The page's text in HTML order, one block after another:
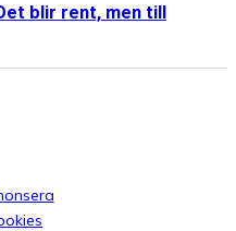
blir rent, men till